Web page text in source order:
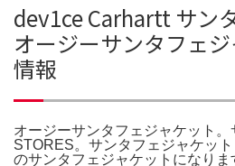
dev1ce Carhartt サン
オージーサンタフェ
情報
オージーサンタフェジャケット。
STORES。サンタフェジャケッ
のサンタフェジャケットになり